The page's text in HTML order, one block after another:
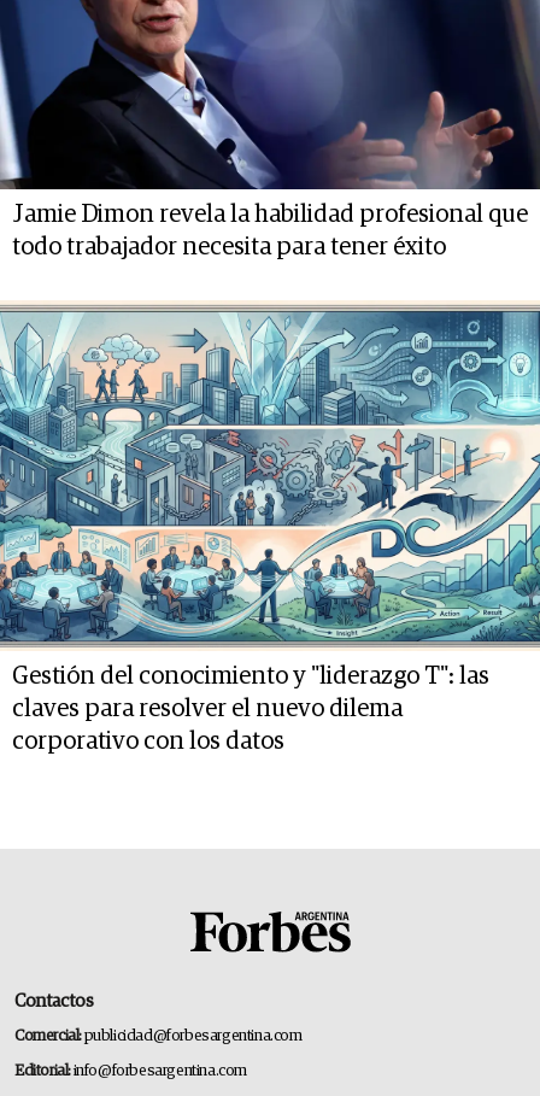
Jamie Dimon revela la habilidad profesional que
todo trabajador necesita para tener éxito
Gestión del conocimiento y "liderazgo T": las
claves para resolver el nuevo dilema
corporativo con los datos
Contactos
Comercial:publicidad@forbesargentina.com
Editorial:info@forbesargentina.com